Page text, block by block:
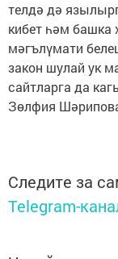
телдә дә
кибет һәм башка
мәгълүмати
закон шулай ук
сайтларга да
Зөлфия
Следите за
Telegram-